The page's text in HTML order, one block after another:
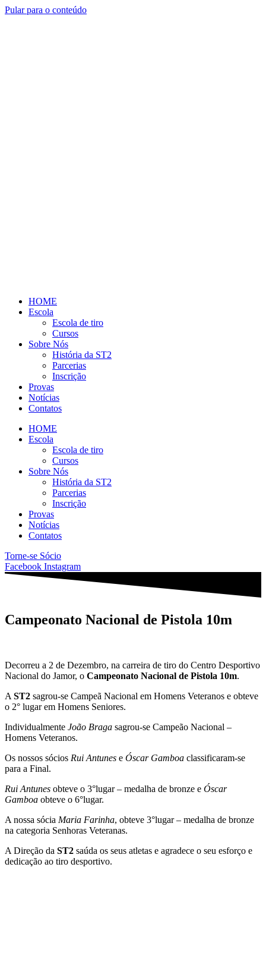
Pular para o conteúdo
HOME
Escola
Escola de tiro
Cursos
Sobre Nós
História da ST2
Parcerias
Inscrição
Provas
Notícias
Contatos
HOME
Escola
Escola de tiro
Cursos
Sobre Nós
História da ST2
Parcerias
Inscrição
Provas
Notícias
Contatos
Torne-se Sócio
Facebook Instagram
Campeonato Nacional de Pistola 10m
Decorreu a 2 de Dezembro, na carreira de tiro do Centro Desportivo
Nacional do Jamor, o Campeonato Nacional de Pistola 10m.
A ST2 sagrou-se Campeã Nacional em Homens Veteranos e obteve
o 2° lugar em Homens Seniores.
Individualmente João Braga sagrou-se Campeão Nacional –
Homens Veteranos.
Os nossos sócios Rui Antunes e Óscar Gamboa classificaram-se
para a Final.
Rui Antunes obteve o 3°lugar – medalha de bronze e Óscar
Gamboa obteve o 6°lugar.
A nossa sócia Maria Farinha, obteve 3°lugar – medalha de bronze
na categoria Senhoras Veteranas.
A Direção da ST2 saúda os seus atletas e agradece o seu esforço e
dedicação ao tiro desportivo.